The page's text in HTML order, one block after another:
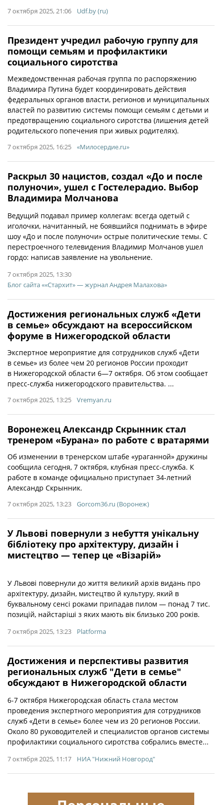
7 октября 2025, 21:06 Udf.by (ru)
Президент учредил рабочую группу для
помощи семьям и профилактики
социального сиротства
Межведомственная рабочая группа по распоряжению
Владимира Путина будет координировать действия
федеральных органов власти, регионов и муниципальных
властей по развитию системы помощи семьям с детьми и
предотвращению социального сиротства (лишения детей
родительского попечения при живых родителях).
7 октября 2025, 16:25 «Милосердие.ru»
Раскрыл 30 нацистов, создал «До и после
полуночи», ушел с Гостелерадио. Выбор
Владимира Молчанова
Ведущий подавал пример коллегам: всегда одетый с
иголочки, начитанный, не боявшийся поднимать в эфире
шоу «До и после полуночи» острые политические темы. С
перестроечного телевидения Владимир Молчанов ушел
гордо: написав заявление на увольнение.
7 октября 2025, 13:30
Блог сайта ««Стархит» — журнал Андрея Малахова»
Достижения региональных служб «Дети
в семье» обсуждают на всероссийском
форуме в Нижегородской области
Экспертное мероприятие для сотрудников служб «Дети
в семье» из более чем 20 регионов России проходит
в Нижегородской области 6—7 октября. Об этом сообщает
пресс-служба нижегородского правительства. ...
7 октября 2025, 13:25 Vremyan.ru
Воронежец Александр Скрынник стал
тренером «Бурана» по работе с вратарями
Об изменении в тренерском штабе «ураганной» дружины
сообщила сегодня, 7 октября, клубная пресс-служба. К
работе в команде официально приступает 34-летний
Александр Скрынник.
7 октября 2025, 13:23 Gorcom36.ru (Воронеж)
У Львові повернули з небуття унікальну
бібліотеку про архітектуру, дизайн і
мистецтво — тепер це «Візарій»
У Львові повернули до життя великий архів видань про
архітектуру, дизайн, мистецтво й культуру, який в
буквальному сенсі роками припадав пилом — понад 7 тис.
позицій, найстаріші з яких мають вік близько 200 років.
7 октября 2025, 13:23 Platforma
Достижения и перспективы развития
региональных служб "Дети в семье"
обсуждают в Нижегородской области
6-7 октября Нижегородская область стала местом
проведения экспертного мероприятия для сотрудников
служб «Дети в семье» более чем из 20 регионов России.
Около 80 руководителей и специалистов органов системы
профилактики социального сиротства собрались вместе...
7 октября 2025, 11:17 НИА "Нижний Новгород"